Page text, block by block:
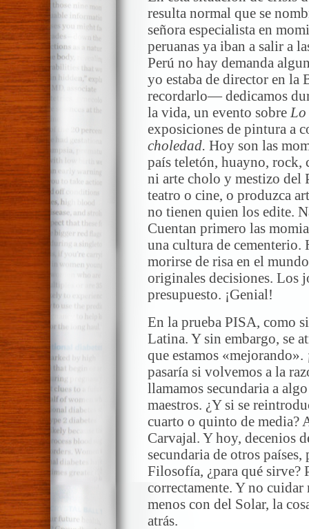
resulta normal que se
señora especialista en
peruanas ya iban a salir a
Perú no hay demanda
yo estaba de director en
recordarlo— dedicamos
la vida, un evento sobre
exposiciones de pintura a
choledad. Hoy son las
país teletón, huayno, rock,
ni arte cholo y mestizo del
teatro o cine, o produzca
no tienen quien los edite.
Cuentan primero las
una cultura de
morirse de risa en el
originales decisiones. Los
presupuesto. ¡Genial!
En la prueba PISA, como
Latina. Y sin embargo, se
que estamos
pasaría si volvemos a la
llamamos secundaria a
maestros. ¿Y si se
cuarto o quinto de
Carvajal. Y hoy, decenios
secundaria de otros
Filosofía, ¿para qué sirve?
correctamente. Y no
menos con del Solar, la
atrás.